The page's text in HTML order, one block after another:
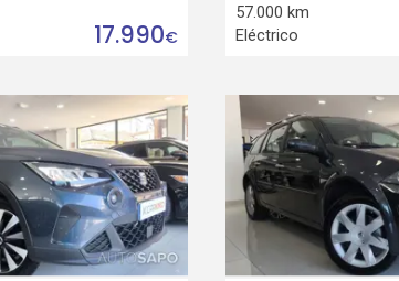
17.990€
57.000 km
Eléctrico